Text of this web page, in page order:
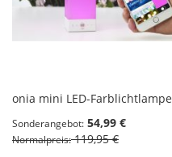
onia mini LED-Farblichtlampe
Sonderangebot 54,99 €
Normalpreis 119,95 €